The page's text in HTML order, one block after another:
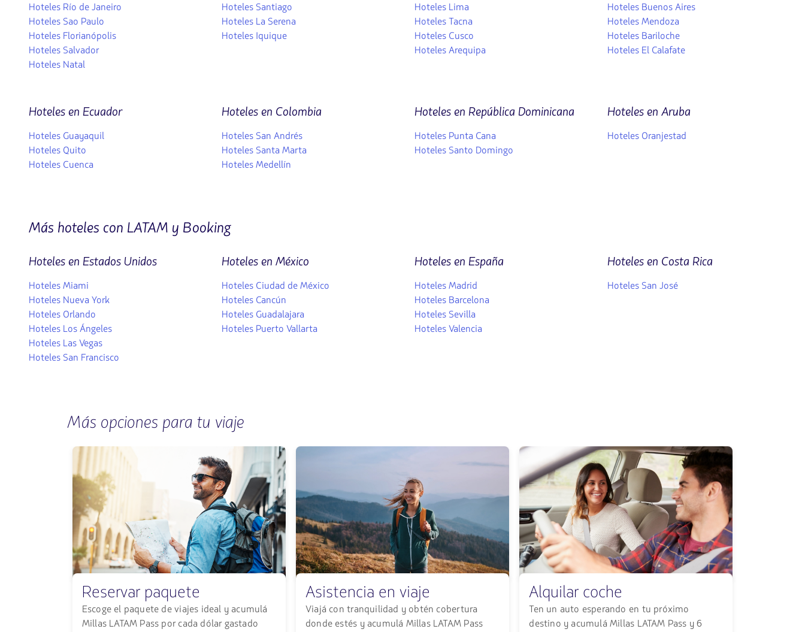
Hoteles Río de Janeiro
Hoteles Sao Paulo
Hoteles Florianópolis
Hoteles Salvador
Hoteles Natal
Hoteles en Ecuador
Hoteles Guayaquil
Hoteles Quito
Hoteles Cuenca
Hoteles Santiago
Hoteles La Serena
Hoteles Iquique
Hoteles en Colombia
Hoteles San Andrés
Hoteles Santa Marta
Hoteles Medellín
Hoteles Lima
Hoteles Tacna
Hoteles Cusco
Hoteles Arequipa
Hoteles en República Dominicana
Hoteles Punta Cana
Hoteles Santo Domingo
Hoteles Buenos Aires
Hoteles Mendoza
Hoteles Bariloche
Hoteles El Calafate
Hoteles en Aruba
Hoteles Oranjestad
Más hoteles con LATAM y Booking
Hoteles en Estados Unidos
Hoteles Miami
Hoteles Nueva York
Hoteles Orlando
Hoteles Los Ángeles
Hoteles Las Vegas
Hoteles San Francisco
Hoteles en México
Hoteles Ciudad de México
Hoteles Cancún
Hoteles Guadalajara
Hoteles Puerto Vallarta
Hoteles en España
Hoteles Madrid
Hoteles Barcelona
Hoteles Sevilla
Hoteles Valencia
Hoteles en Costa Rica
Hoteles San José
Más opciones para tu viaje
Reservar paquete
Escoge el paquete de viajes ideal y acumulá
Millas LATAM Pass por cada dólar gastado
Asistencia en viaje
Viajá con tranquilidad y obtén cobertura
donde estés y acumulá Millas LATAM Pass
Alquilar coche
Ten un auto esperando en tu próximo
destino y acumulá Millas LATAM Pass y 6